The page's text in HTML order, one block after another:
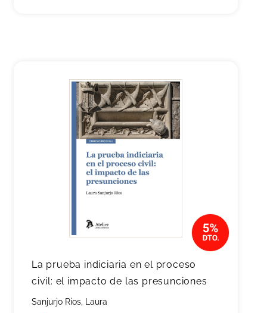
La prueba indiciaria en el proceso
civil: el impacto de las presunciones
Sanjurjo Rios, Laura